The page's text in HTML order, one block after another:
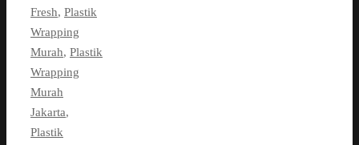
Fresh, Plastik
Wrapping
Murah, Plastik
Wrapping
Murah
Jakarta,
Plastik